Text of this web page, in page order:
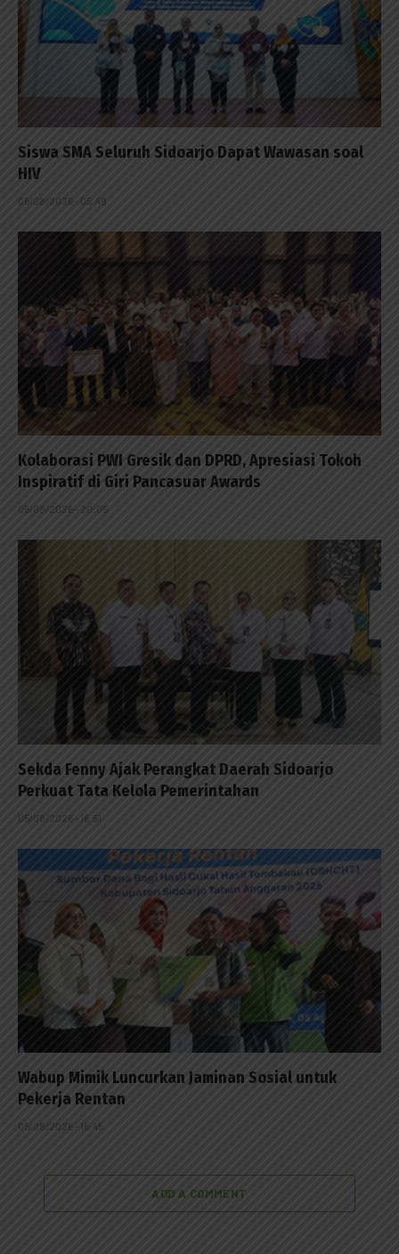
Siswa SMA Seluruh Sidoarjo Dapat Wawasan soal
HIV
06/08/2026 - 05:49
Kolaborasi PWI Gresik dan DPRD, Apresiasi Tokoh
Inspiratif di Giri Pancasuar Awards
05/08/2026 - 20:05
Sekda Fenny Ajak Perangkat Daerah Sidoarjo
Perkuat Tata Kelola Pemerintahan
05/08/2026 - 16:51
Wabup Mimik Luncurkan Jaminan Sosial untuk
Pekerja Rentan
05/08/2026 - 16:45
ADD A COMMENT